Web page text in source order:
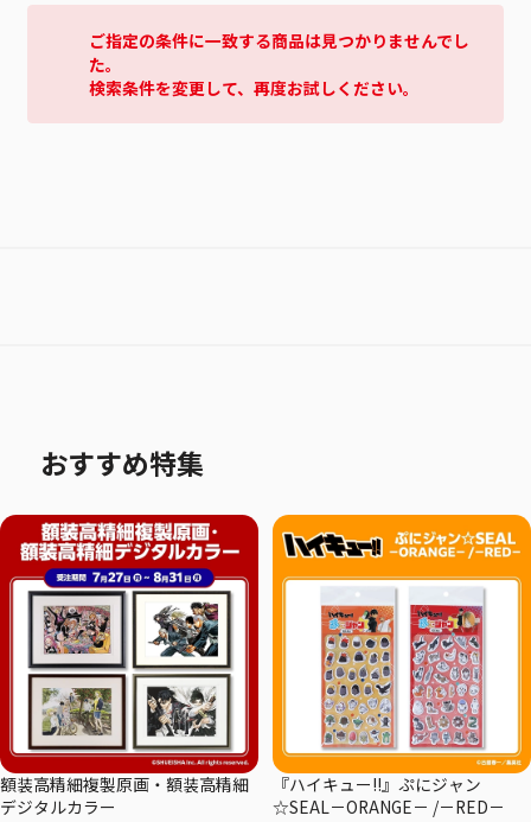
ご指定の条件に一致する商品は見つかりませんでし
た。
検索条件を変更して、再度お試しください。
おすすめ特集
額装高精細複製原画・額装高精細
デジタルカラー
『ハイキュー!!』ぷにジャン
☆SEAL－ORANGE－ /－RED－